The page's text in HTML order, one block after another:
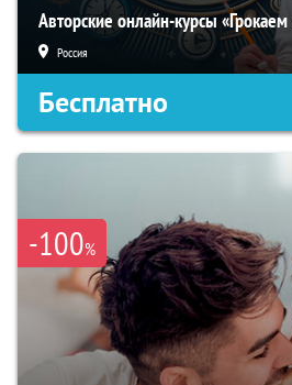
Авторские онлайн-курсы «Грокаем
Россия
Бесплатно
-100%